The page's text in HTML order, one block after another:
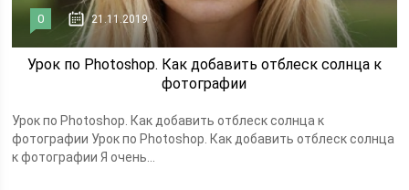
0 21.11.2019
Урок по Photoshop. Как добавить отблеск солнца к
фотографии
Урок по Photoshop. Как добавить отблеск солнца к
фотографии Урок по Photoshop. Как добавить отблеск солнца
к фотографии Я очень...